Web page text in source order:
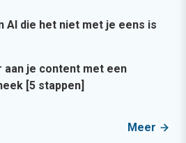
AI die het niet met je eens is
je content met een
[5 stappen]
Meer